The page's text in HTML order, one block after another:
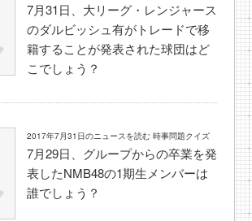
7月31日、大リーグ・レンジャース
のダルビッシュ有がトレードで移
籍することが発表された球団はど
こでしょう？
2017年7月31日のニュースを読む 時事問題クイズ
7月29日、グループからの卒業を発
表したNMB48の1期生メンバーは
誰でしょう？